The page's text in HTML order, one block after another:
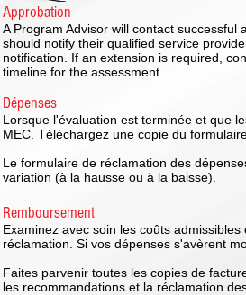
Approbation
A Program Advisor will contact
should notify their qualified service
notification. If an extension is required,
timeline for the assessment.
Dépenses
Lorsque l'évaluation est terminée et que
MEC. Téléchargez une copie du
Le formulaire de réclamation des
variation (à la hausse ou à la baisse).
Remboursement
Examinez avec soin les coûts
réclamation. Si vos dépenses s'avèrent
Faites parvenir toutes les copies de
les recommandations et la réclamation